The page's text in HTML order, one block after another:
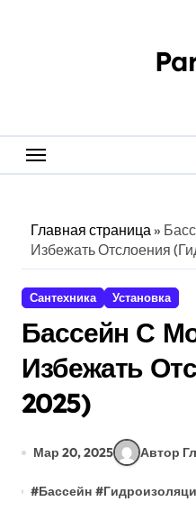
Главная страница»
Избежать Отслоения
Сантехника Установка
Бассейн С
Избежать
2025)
Мар 20, 2025 Автор
#Бассейн #